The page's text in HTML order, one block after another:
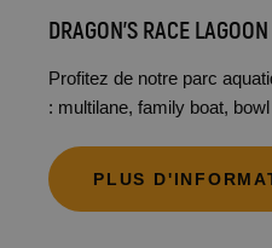
DRAGON'S RACE LAGOON
Profitez de notre parc
: multilane, family boat, bowl
PLUS